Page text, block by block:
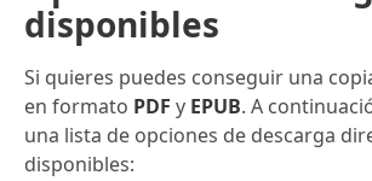
disponibles
Si quieres puedes conseguir una
en formato PDF y EPUB. A
una lista de opciones de descarga
disponibles: